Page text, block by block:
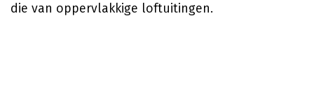
die van oppervlakkige loftuitingen.